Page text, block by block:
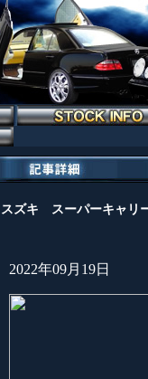
スズキ スーパーキャリ
2022年09月19日